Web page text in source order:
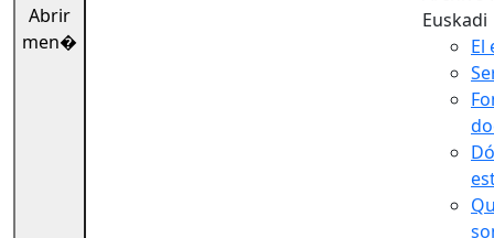
Abrir
men�
Euskadi
El